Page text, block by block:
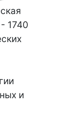
1740
и